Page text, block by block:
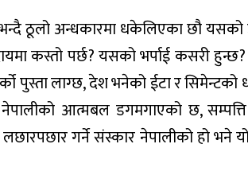
भन्दै ठूलो अन्धकारमा धकेलिएका छौ
कस्तो पर्छ? यसको भर्पाई कसरी
पुस्ता लाग्छ, देश भनेको ईटा र सिमेन्टको
आत्मबल डगमगाएको छ,
गर्ने संस्कार नेपालीको हो